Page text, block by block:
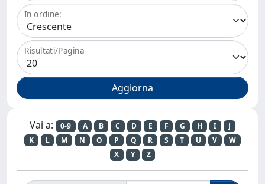
In ordine:
Risultati/Pagina
Vai a: 0-9 A B C D E F G H I
J
K
L M N O P Q R S T U V
W
X
Y Z